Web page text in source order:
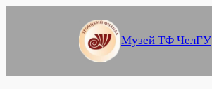
Музей ТФ ЧелГУ